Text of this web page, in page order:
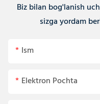
Biz bilan bog'lanish
sizga yordam
Ism
Elektron Pochta